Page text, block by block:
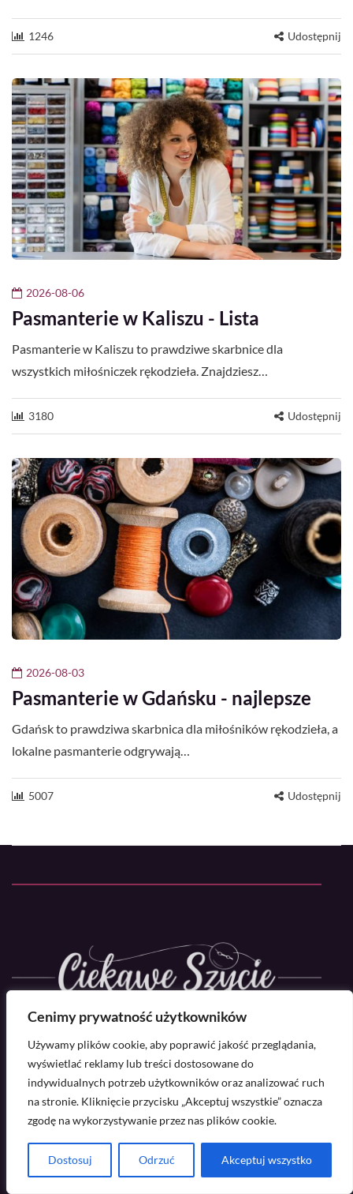
Cenimy prywatność użytkowników
Używamy plików cookie, aby poprawić jakość przeglądania,
wyświetlać reklamy lub treści dostosowane do
indywidualnych potrzeb użytkowników oraz analizować ruch
na stronie. Kliknięcie przycisku „Akceptuj wszystkie” oznacza
zgodę na wykorzystywanie przez nas plików cookie.
Dostosuj Odrzuć Akceptuj wszystko
1246 Udostępnij
2026-08-06
Pasmanterie w Kaliszu - Lista
Pasmanterie w Kaliszu to prawdziwe skarbnice dla
wszystkich miłośniczek rękodzieła. Znajdziesz…
3180 Udostępnij
2026-08-03
Pasmanterie w Gdańsku - najlepsze
Gdańsk to prawdziwa skarbnica dla miłośników rękodzieła, a
lokalne pasmanterie odgrywają…
5007 Udostępnij
Ciekawe Szycie to miejsce dla wszystkich, którzy kochają
modę i uwielbiają tworzyć własne ubrania. Znajdziesz tu
inspiracje, poradniki DIY i praktyczne wskazówki
dotyczące szycia. Od prostych projektów po bardziej
zaawansowane techniki – mamy coś dla każdego!